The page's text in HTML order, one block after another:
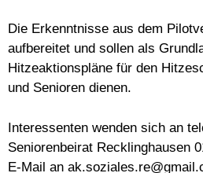
Die Erkenntnisse aus dem
aufbereitet und sollen als
Hitzeaktionspläne für den
und Senioren dienen.
Interessenten wenden sich an
Seniorenbeirat Recklinghausen
E-Mail an